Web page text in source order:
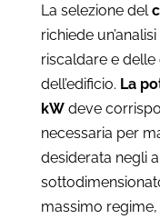
La selezione del
richiede
riscaldare e
dell’edificio. La
kWdeve
necessaria per
desiderata negli
massimo